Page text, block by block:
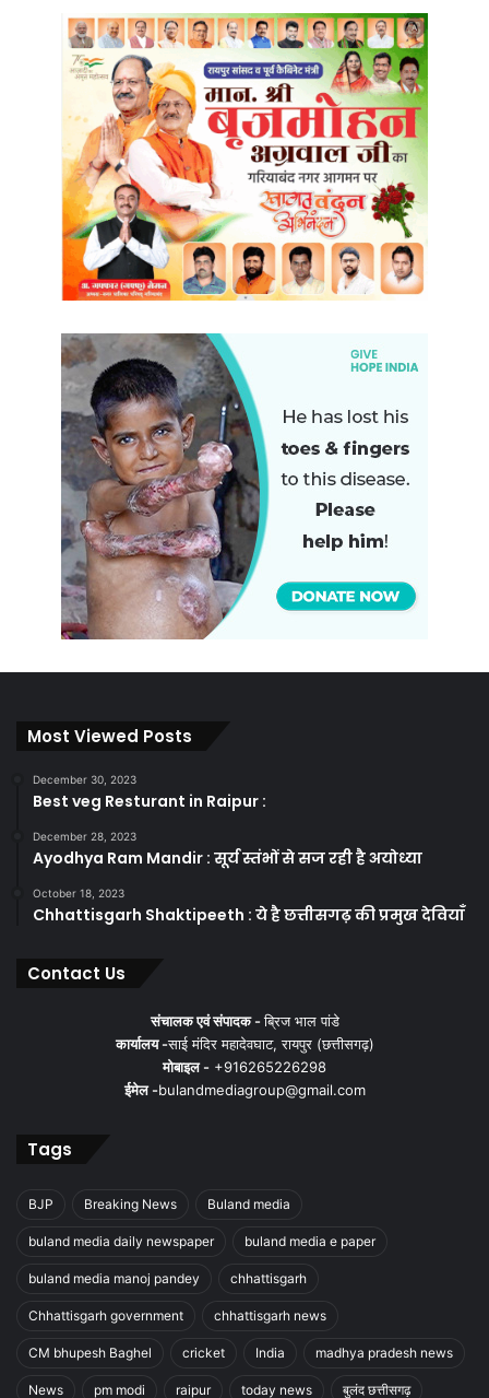
Most Viewed Posts
December 30, 2023
Best veg Resturant in Raipur :
December 28, 2023
Ayodhya Ram Mandir : सूर्य स्तंभों से सज रही है अयोध्या
October 18, 2023
Chhattisgarh Shaktipeeth : ये है छत्तीसगढ़ की प्रमुख देवियाँ
Contact Us
संचालक एवं संपादक -ब्रिज भाल पांडे
कार्यालय -साई मंदिर महादेवघाट, रायपुर (छत्तीसगढ़)
मोबाइल - +916265226298
ईमेल -bulandmediagroup@gmail.com
Tags
BJP Breaking News Buland media
buland media daily newspaper buland media e paper
buland media manoj pandey chhattisgarh
Chhattisgarh government chhattisgarh news
CM bhupesh Baghel cricket India madhya pradesh news
News pm modi raipur today news बुलंद छत्तीसगढ़